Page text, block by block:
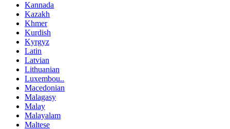
Kannada
Kazakh
Khmer
Kurdish
Kyrgyz
Latin
Latvian
Lithuanian
Luxembou..
Macedonian
Malagasy
Malay
Malayalam
Maltese